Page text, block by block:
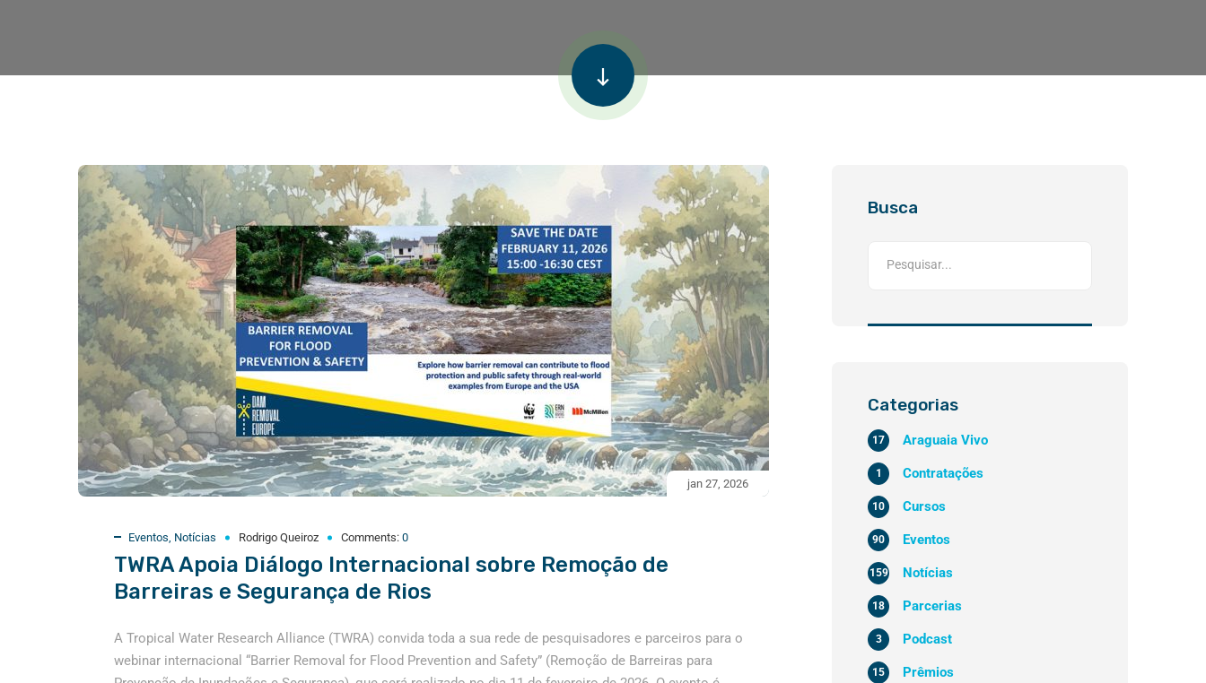
jan 27, 2026
Eventos, Notícias Rodrigo Queiroz Comments: 0
TWRA Apoia Diálogo Internacional sobre Remoção de
Barreiras e Segurança de Rios
A Tropical Water Research Alliance (TWRA) convida toda a sua rede de pesquisadores e parceiros para o
webinar internacional “Barrier Removal for Flood Prevention and Safety” (Remoção de Barreiras para
Busca
Categorias
Araguaia Vivo
17
Contratações
1
Cursos
10
Eventos
90
Notícias
159
Parcerias
18
Podcast
3
Prêmios
15